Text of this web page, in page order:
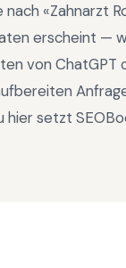
nach «Zahnarzt
erscheint —
von ChatGPT
hier setzt